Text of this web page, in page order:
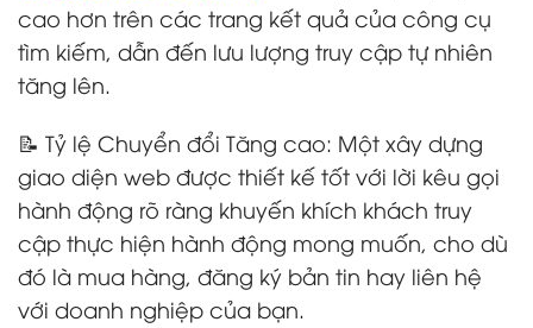
cao hơn trên các trang kết quả của công cụ
tìm kiếm, dẫn đến lưu lượng truy cập tự nhiên
tăng lên.
📝 Tỷ lệ Chuyển đổi Tăng cao: Một xây dựng
giao diện web được thiết kế tốt với lời kêu gọi
hành động rõ ràng khuyến khích khách truy
cập thực hiện hành động mong muốn, cho dù
đó là mua hàng, đăng ký bản tin hay liên hệ
với doanh nghiệp của bạn.